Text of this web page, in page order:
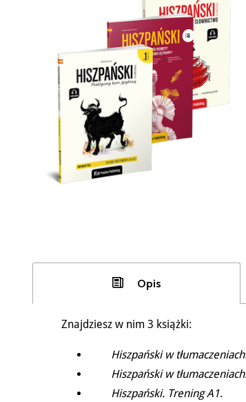
Opis
Znajdziesz w nim 3 książki:
Hiszpański w
Hiszpański w tłumaczeniach.
Hiszpański. Trening A1.